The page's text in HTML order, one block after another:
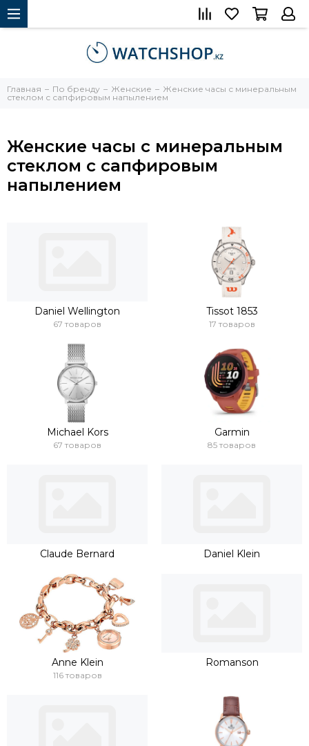
Главная По бренду Женские
Женские часы с минеральным
стеклом с сапфировым напылением
Женские часы с минеральным
стеклом с сапфировым
напылением
Daniel Wellington
67 товаров
Tissot 1853
17 товаров
Michael Kors
67 товаров
Garmin
85 товаров
Claude Bernard Daniel Klein
Anne Klein
116 товаров
Romanson